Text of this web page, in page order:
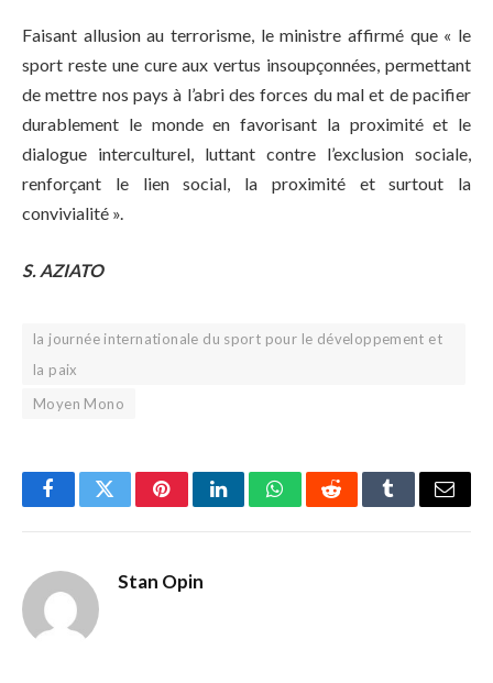
Faisant allusion au terrorisme, le ministre affirmé que « le
sport reste une cure aux vertus insoupçonnées, permettant
de mettre nos pays à l’abri des forces du mal et de pacifier
durablement le monde en favorisant la proximité et le
dialogue interculturel, luttant contre l’exclusion sociale,
renforçant le lien social, la proximité et surtout la
convivialité ».
S. AZIATO
la journée internationale du sport pour le développement et
la paix
Moyen Mono
FacebookTwitterPinterestLinkedInWhatsAppRedditTumblrEmail
Stan Opin